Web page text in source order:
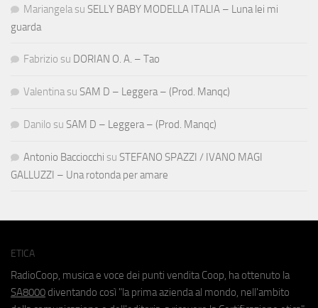
Mariangela su SELLY BABY MODELLA ITALIA – Luna lei mi
guarda
Fabrizio su DORIAN O. A. – Tao
Valentina su SAM D – Leggera – (Prod. Manqc)
Danilo su SAM D – Leggera – (Prod. Manqc)
Antonio Bacciocchi su STEFANO SPAZZI / IVANO MAGI
GALLUZZI – Una rotonda per amare
ETICA
RadioCoop, musica e voce dei punti vendita Coop, ha ottenuto la
SA8000 diventando così "la prima azienda al mondo, nell'ambito